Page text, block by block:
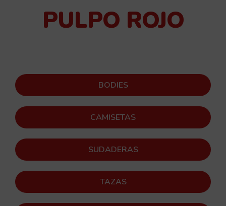
PULPO ROJO
BODIES
CAMISETAS
SUDADERAS
TAZAS